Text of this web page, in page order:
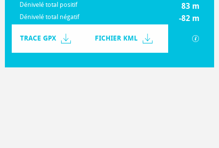
Dénivelé total positif 83 m
Dénivelé total négatif -82 m
TRACE GPX FICHIER KML